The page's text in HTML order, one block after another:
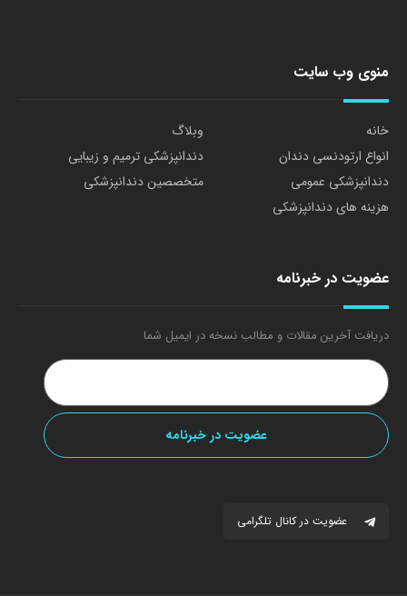
منوی وب سایت
خانه
وبلاگ
انواع ارتودنسی دندان
دندانپزشکی ترمیم و زیبایی
دندانپزشکی عمومی
متخصصین دندانپزشکی
هزینه های دندانپزشکی
عضویت در خبرنامه
دریافت آخرین مقالات و مطالب نسخه در ایمیل شما
عضویت در کانال تلگرامی